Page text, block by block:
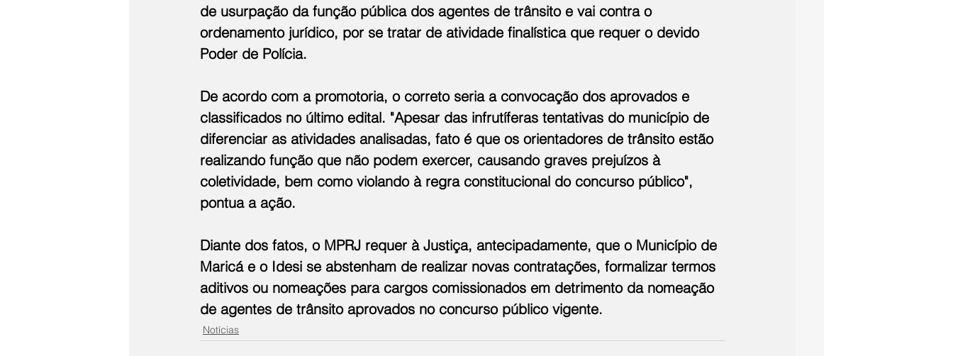
de usurpação da função pública dos agentes de trânsito e vai contra o
ordenamento jurídico, por se tratar de atividade finalística que requer o devido
Poder de Polícia.
De acordo com a promotoria, o correto seria a convocação dos aprovados e
classificados no último edital. "Apesar das infrutíferas tentativas do município de
diferenciar as atividades analisadas, fato é que os orientadores de trânsito estão
realizando função que não podem exercer, causando graves prejuízos à
coletividade, bem como violando à regra constitucional do concurso público",
pontua a ação.
Diante dos fatos, o MPRJ requer à Justiça, antecipadamente, que o Município de
Maricá e o Idesi se abstenham de realizar novas contratações, formalizar termos
aditivos ou nomeações para cargos comissionados em detrimento da nomeação
de agentes de trânsito aprovados no concurso público vigente.
Notícias